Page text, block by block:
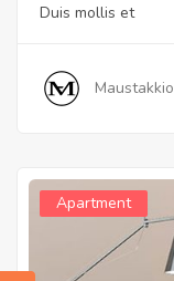
Duis mollis et
Maustakkio
Apartment